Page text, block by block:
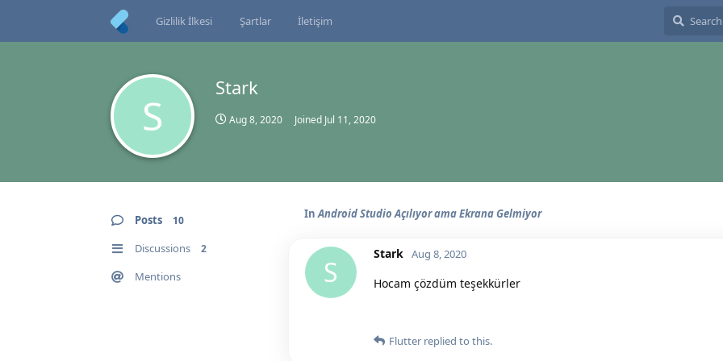
Gizlilik İlkesi Şartlar İletişim
S
Stark
Aug 8, 2020 Joined Jul 11, 2020
Posts 10
Discussions 2
Mentions
InAndroid Studio Açılıyor ama Ekrana Gelmiyor
S
Stark Aug 8, 2020
Hocam çözdüm teşekkürler
Flutter replied to this.